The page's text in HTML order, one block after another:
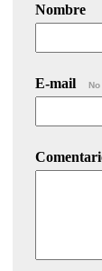
Nombre
E-mail